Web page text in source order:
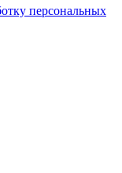
персональных